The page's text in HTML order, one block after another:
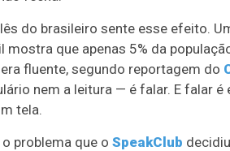
do brasileiro sente esse efeito.
mostra que apenas 5% da
fluente, segundo reportagem do
nem a leitura — é falar. E falar
tela.
o problema que o SpeakClub